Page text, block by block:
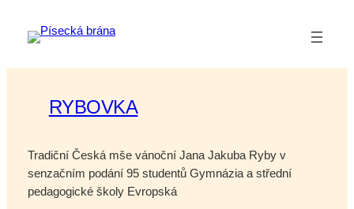
RYBOVKA
Tradiční Česká mše vánoční Jana Jakuba Ryby v
senzačním podání 95 studentů Gymnázia a střední
pedagogické školy Evropská